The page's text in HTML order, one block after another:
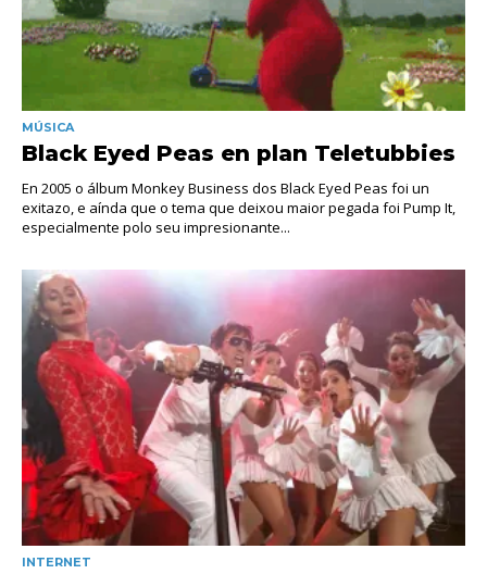
MÚSICA
Black Eyed Peas en plan Teletubbies
En 2005 o álbum Monkey Business dos Black Eyed Peas foi un
exitazo, e aínda que o tema que deixou maior pegada foi Pump It,
especialmente polo seu impresionante...
INTERNET